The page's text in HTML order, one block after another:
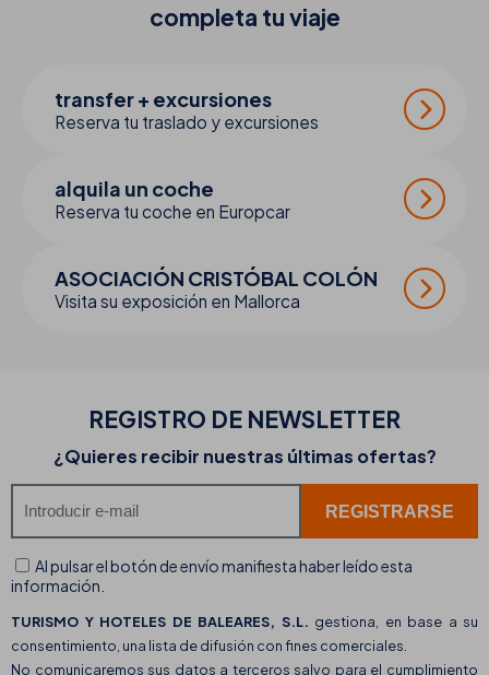
completa tuviaje
transfer + excursiones
Reserva tu traslado y excursiones
alquila un coche
Reserva tu coche en Europcar
ASOCIACIÓN CRISTÓBAL COLÓN
Visita su exposición en Mallorca
REGISTRO DE NEWSLETTER
¿Quieres recibir nuestras últimas ofertas?
Al pulsar el botón de envío manifiesta haber leído esta
información.
TURISMO Y HOTELES DE BALEARES, S.L. gestiona, en base a su
consentimiento, una lista de difusión con fines comerciales.
No comunicaremos sus datos a terceros salvo para el cumplimiento